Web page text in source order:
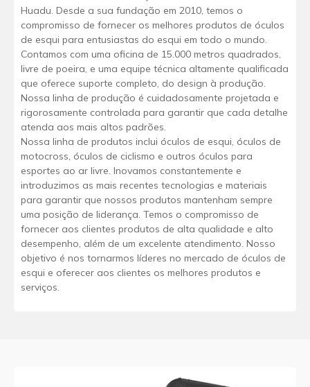
Huadu. Desde a sua fundação em 2010, temos o
compromisso de fornecer os melhores produtos de óculos
de esqui para entusiastas do esqui em todo o mundo.
Contamos com uma oficina de 15.000 metros quadrados,
livre de poeira, e uma equipe técnica altamente qualificada
que oferece suporte completo, do design à produção.
Nossa linha de produção é cuidadosamente projetada e
rigorosamente controlada para garantir que cada detalhe
atenda aos mais altos padrões.
Nossa linha de produtos inclui óculos de esqui, óculos de
motocross, óculos de ciclismo e outros óculos para
esportes ao ar livre. Inovamos constantemente e
introduzimos as mais recentes tecnologias e materiais
para garantir que nossos produtos mantenham sempre
uma posição de liderança. Temos o compromisso de
fornecer aos clientes produtos de alta qualidade e alto
desempenho, além de um excelente atendimento. Nosso
objetivo é nos tornarmos líderes no mercado de óculos de
esqui e oferecer aos clientes os melhores produtos e
serviços.